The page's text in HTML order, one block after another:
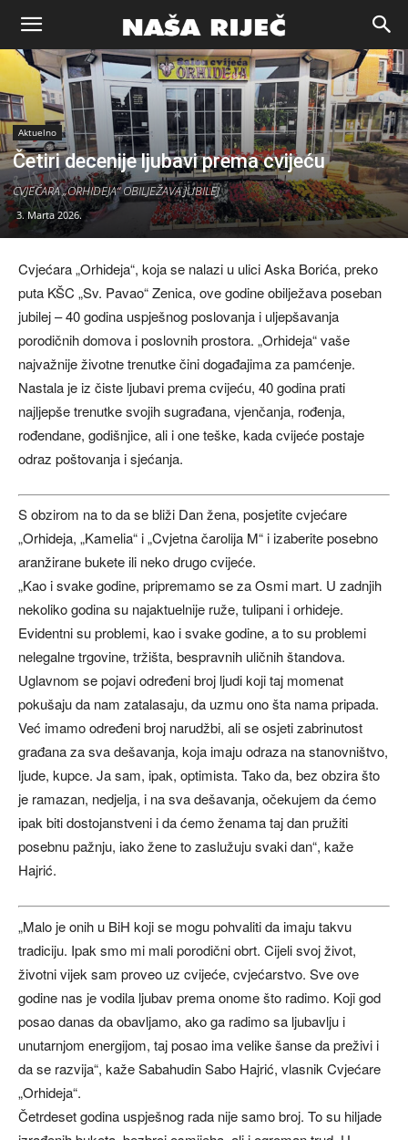
Naša
riječ
Zenica
Aktuelno
Četiri decenije ljubavi prema cvijeću
CVJEĆARA „ORHIDEJA“ OBILJEŽAVA JUBILEJ
3. Marta 2026.
Cvjećara „Orhideja“, koja se nalazi u ulici Aska Borića, preko
puta KŠC „Sv. Pavao“ Zenica, ove godine obilježava poseban
jubilej – 40 godina uspješnog poslovanja i uljepšavanja
porodičnih domova i poslovnih prostora. „Orhideja“ vaše
najvažnije životne trenutke čini događajima za pamćenje.
Nastala je iz čiste ljubavi prema cvijeću, 40 godina prati
najljepše trenutke svojih sugrađana, vjenčanja, rođenja,
rođendane, godišnjice, ali i one teške, kada cvijeće postaje
odraz poštovanja i sjećanja.
S obzirom na to da se bliži Dan žena, posjetite cvjećare
„Orhideja, „Kamelia“ i „Cvjetna čarolija M“ i izaberite posebno
aranžirane bukete ili neko drugo cvijeće.
„Kao i svake godine, pripremamo se za Osmi mart. U zadnjih
nekoliko godina su najaktuelnije ruže, tulipani i orhideje.
Evidentni su problemi, kao i svake godine, a to su problemi
nelegalne trgovine, tržišta, bespravnih uličnih štandova.
Uglavnom se pojavi određeni broj ljudi koji taj momenat
pokušaju da nam zatalasaju, da uzmu ono šta nama pripada.
Već imamo određeni broj narudžbi, ali se osjeti zabrinutost
građana za sva dešavanja, koja imaju odraza na stanovništvo,
ljude, kupce. Ja sam, ipak, optimista. Tako da, bez obzira što
je ramazan, nedjelja, i na sva dešavanja, očekujem da ćemo
ipak biti dostojanstveni i da ćemo ženama taj dan pružiti
posebnu pažnju, iako žene to zaslužuju svaki dan“, kaže
Hajrić.
„Malo je onih u BiH koji se mogu pohvaliti da imaju takvu
tradiciju. Ipak smo mi mali porodični obrt. Cijeli svoj život,
životni vijek sam proveo uz cvijeće, cvjećarstvo. Sve ove
godine nas je vodila ljubav prema onome što radimo. Koji god
posao danas da obavljamo, ako ga radimo sa ljubavlju i
unutarnjom energijom, taj posao ima velike šanse da preživi i
da se razvija“, kaže Sabahudin Sabo Hajrić, vlasnik Cvjećare
„Orhideja“.
Četrdeset godina uspješnog rada nije samo broj. To su hiljade